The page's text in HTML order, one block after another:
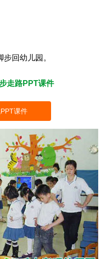
回幼儿园。
走路PPT课件
课件